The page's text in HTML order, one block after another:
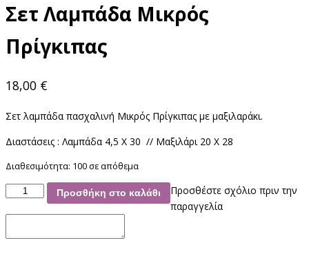
Σετ Λαμπάδα Μικρός
Πρίγκιπας
18,00 €
Σετ λαμπάδα πασχαλινή Μικρός Πρίγκιπας με μαξιλαράκι.
Διαστάσεις : Λαμπάδα 4,5 Χ 30 // Μαξιλάρι 20 Χ 28
Διαθεσιμότητα: 100 σε απόθεμα
Πρίγκιπας
Προσθήκη στο καλάθι
Προσθέστε σχόλιο πριν την
παραγγελία